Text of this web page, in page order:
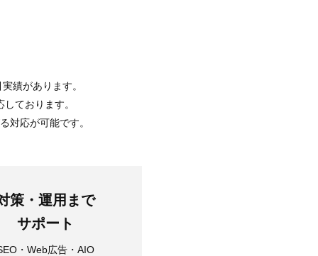
績があります。
ております。
対応が可能です。
策・運用まで
サポート
・Web広告・AIO